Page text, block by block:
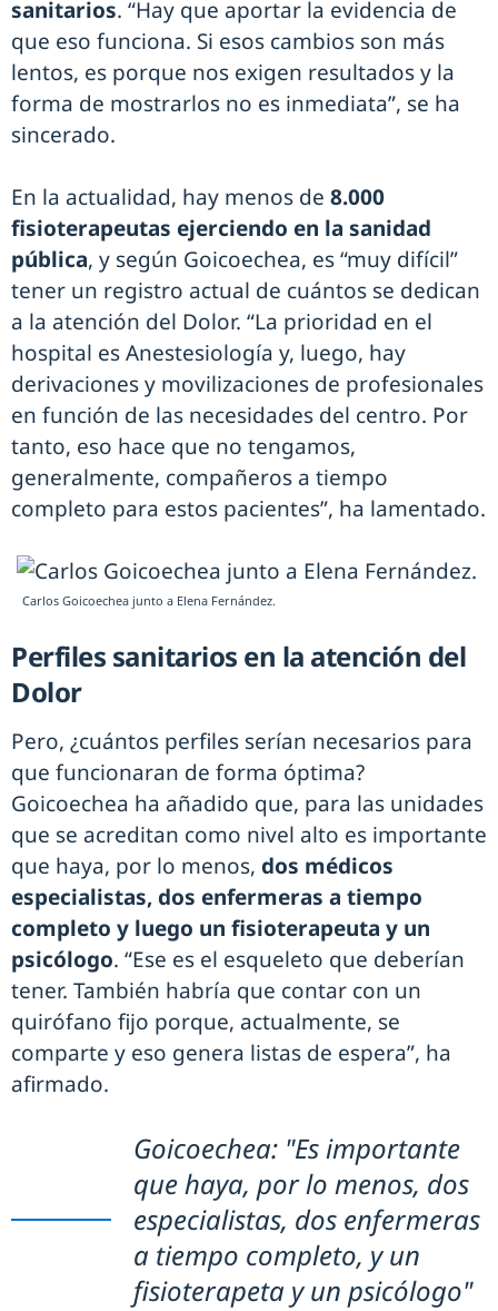
sanitarios. “Hay que aportar la evidencia de
que eso funciona. Si esos cambios son más
lentos, es porque nos exigen resultados y la
forma de mostrarlos no es inmediata”, se ha
sincerado.
En la actualidad, hay menos de 8.000
fisioterapeutas ejerciendo en la sanidad
pública, y según Goicoechea, es “muy difícil”
tener un registro actual de cuántos se dedican
a la atención del Dolor. “La prioridad en el
hospital es Anestesiología y, luego, hay
derivaciones y movilizaciones de profesionales
en función de las necesidades del centro. Por
tanto, eso hace que no tengamos,
generalmente, compañeros a tiempo
completo para estos pacientes”, ha lamentado.
Carlos Goicoechea junto a Elena Fernández.
Perfiles sanitarios en la atención del
Dolor
Pero, ¿cuántos perfiles serían necesarios para
que funcionaran de forma óptima?
Goicoechea ha añadido que, para las unidades
que se acreditan como nivel alto es importante
que haya, por lo menos, dos médicos
especialistas, dos enfermeras a tiempo
completo y luego un fisioterapeuta y un
psicólogo. “Ese es el esqueleto que deberían
tener. También habría que contar con un
quirófano fijo porque, actualmente, se
comparte y eso genera listas de espera”, ha
afirmado.
Goicoechea: "Es importante
que haya, por lo menos, dos
especialistas, dos enfermeras
a tiempo completo, y un
fisioterapeta y un psicólogo"